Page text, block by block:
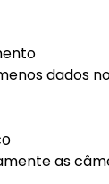
dados
as